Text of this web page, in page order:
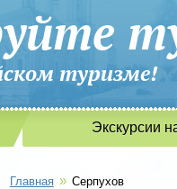
Экскурсии
Главная » Серпухов